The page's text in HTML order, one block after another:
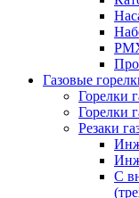
Газовые
Горелки
Горелки
Резаки
С